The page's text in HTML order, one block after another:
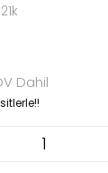
Dahil